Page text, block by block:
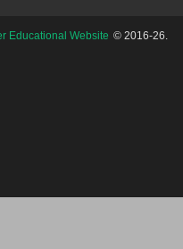
Educational Website © 2016-26.